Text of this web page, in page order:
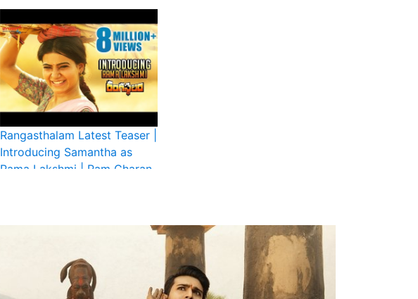
Rangasthalam Latest Teaser |
Introducing Samantha as
Rama Lakshmi | Ram Charan